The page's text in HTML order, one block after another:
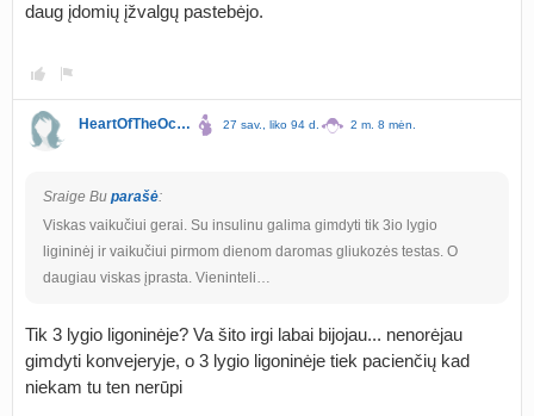
daug įdomių įžvalgų pastebėjo.
HeartOfTheOcean 27 sav., liko 94 d. 2 m. 8 mėn.
Sraige Bu parašė:
Viskas vaikučiui gerai. Su insulinu galima gimdyti tik 3io lygio
ligininėj ir vaikučiui pirmom dienom daromas gliukozės testas. O
daugiau viskas įprasta. Vieninteli…
Tik 3 lygio ligoninėje? Va šito irgi labai bijojau... nenorėjau
gimdyti konvejeryje, o 3 lygio ligoninėje tiek pacienčių kad
niekam tu ten nerūpi